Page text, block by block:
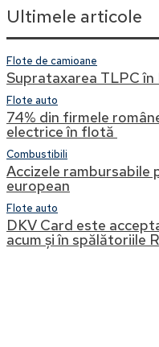
Ultimele articole
Flote de camioane
Suprataxarea TLPC în
Flote auto
74% din firmele
electrice în flotă
Combustibili
Accizele rambursabile
european
Flote auto
DKV Card este
acum și în spălătoriile